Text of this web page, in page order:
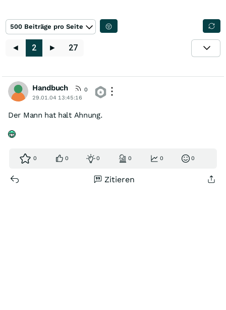
500 Beiträge pro Seite
◄ 2 ► 27
Handbuch
0
29.01.04 13:45:16
Der Mann hat halt Ahnung.
0 0 0 0 0 0
Zitieren